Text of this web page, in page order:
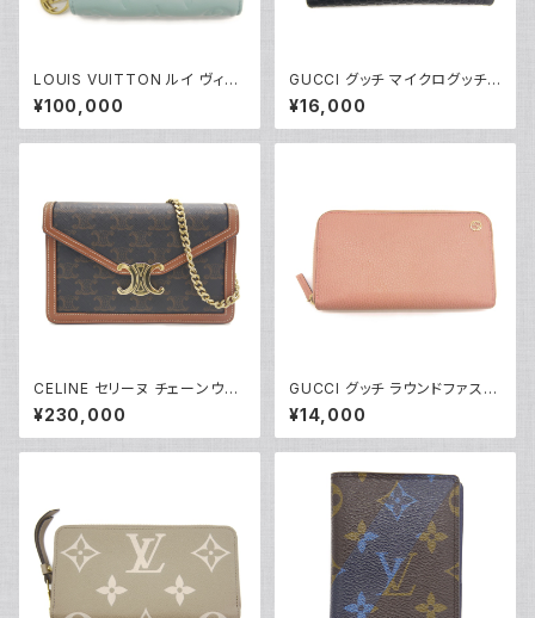
LOUIS VUITTON ルイ ヴィト
ン ポルトフォイユ ルー モノグラ
ム クッサン ブルーグラシエ 2つ
折り財布 M81709 Y05200
¥100,000
GUCCI グッチ マイクログッチシ
マレザー 3つ折 ラウンドファス
ナー 長財布 449364 4960
85 ブラック Y05068
¥16,000
CELINE セリーヌ チェーンウォ
レット マーゴ トリオンフキャンバ
ス ショルダーバッグ 10L462D
QB.04LU Y05229
¥230,000
GUCCI グッチ ラウンドファスナ
ー長財布 インターロッキングG
レザー ピンク 2711H 8402 Y0
4140
¥14,000